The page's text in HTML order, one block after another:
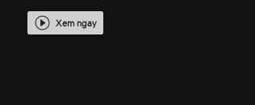
Xem ngay